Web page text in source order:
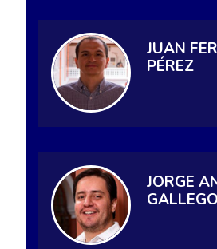
JUAN
PÉREZ
JORGE
GALLEGO